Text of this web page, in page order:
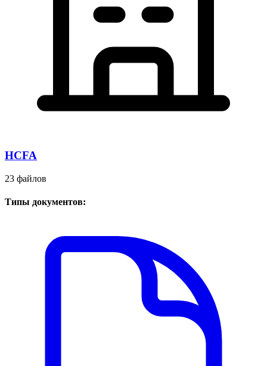
HCFA
23 файлов
Типы документов: